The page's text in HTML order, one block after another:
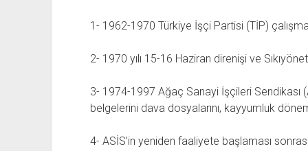
1- 1962-1970 Türkiye İşçi Partisi (TİP)
2- 1970 yılı 15-16 Haziran direnişi ve
3- 1974-1997 Ağaç Sanayi İşçileri Sendikası
belgelerini dava dosyalarını, kayyumluk
4- ASİS’in yeniden faaliyete başlaması